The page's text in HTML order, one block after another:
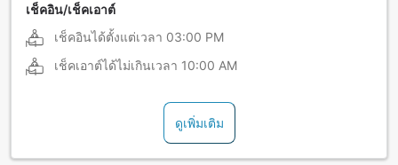
เช็คอิน/เช็คเอาต์
เช็คอินได้ตั้งแต่เวลา 03:00 PM
เช็คเอาต์ได้ไม่เกินเวลา 10:00 AM
ดูเพิ่มเติม